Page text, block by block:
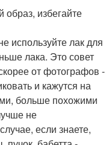
образ, избегайте
используйте лак для
лака. Это совет
от фотографов -
и кажутся на
больше похожими
не
если знаете,